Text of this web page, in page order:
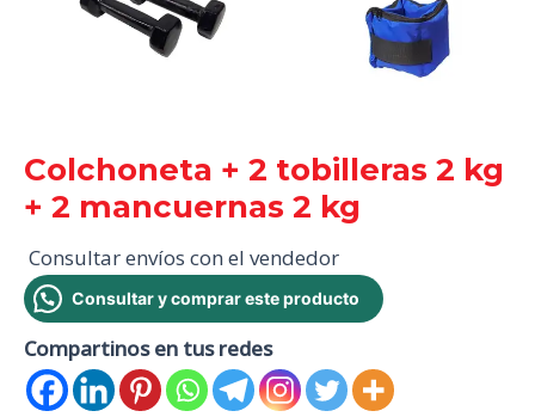
Colchoneta + 2 tobilleras 2 kg
+ 2 mancuernas 2 kg
Consultar envíos con el vendedor
Consultar y comprar este producto
Compartinos en tus redes